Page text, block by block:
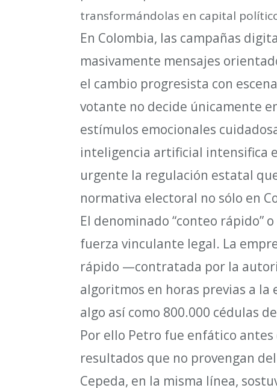
transformándolas en capital
En Colombia, las campañas
masivamente mensajes
el cambio progresista con
votante no decide únicamente
estímulos emocionales
inteligencia artificial intensifica
urgente la regulación estatal
normativa electoral no sólo en
El denominado “conteo rápido”
fuerza vinculante legal. La
rápido —contratada por la
algoritmos en horas previas a la
algo así como 800.000 cédulas
Por ello Petro fue enfático
resultados que no provengan
Cepeda, en la misma línea,